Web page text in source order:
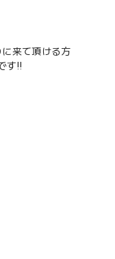
来て頂ける方
す‼️